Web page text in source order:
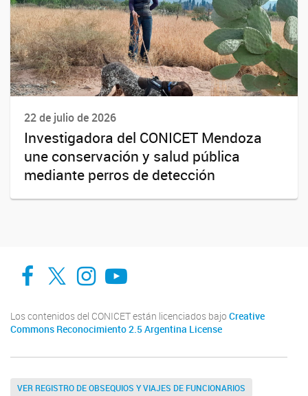
22 de julio de 2026
Investigadora del CONICET Mendoza
une conservación y salud pública
mediante perros de detección
Facebook
Twitter
Instagram
Youtube
Los contenidos del CONICET están licenciados bajo Creative
Commons Reconocimiento 2.5 Argentina License
VER REGISTRO DE OBSEQUIOS Y VIAJES DE FUNCIONARIOS